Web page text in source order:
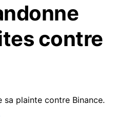
contre
sa plainte contre Binance.